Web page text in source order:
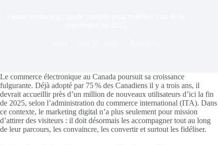
Le commerce électronique au Canada poursuit sa croissance
fulgurante. Déjà adopté par 75 % des Canadiens il y a trois ans, il
devrait accueillir près d’un million de nouveaux utilisateurs d’ici la fin
de 2025, selon l’administration du commerce international (ITA). Dans
ce contexte, le marketing digital n’a plus seulement pour mission
d’attirer des visiteurs : il doit désormais les accompagner tout au long
de leur parcours, les convaincre, les convertir et surtout les fidéliser.